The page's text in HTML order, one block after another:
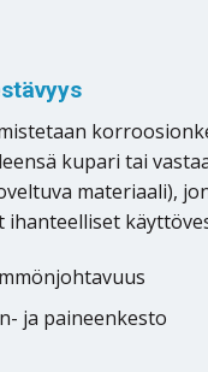
kupari tai
materiaali),
ihanteelliset
ja paineenkesto